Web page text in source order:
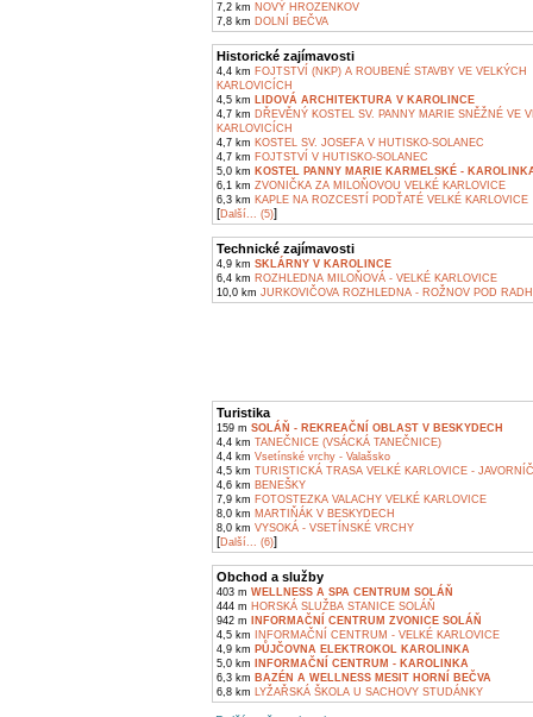
7,2 km NOVÝ HROZENKOV
7,8 km DOLNÍ BEČVA
Historické zajímavosti
4,4 km FOJTSTVÍ (NKP) A ROUBENÉ STAVBY VE VELKÝCH
KARLOVICÍCH
4,5 km LIDOVÁ ARCHITEKTURA V KAROLINCE
4,7 km DŘEVĚNÝ KOSTEL SV. PANNY MARIE SNĚŽNÉ VE
KARLOVICÍCH
4,7 km KOSTEL SV. JOSEFA V HUTISKO-SOLANEC
4,7 km FOJTSTVÍ V HUTISKO-SOLANEC
5,0 km KOSTEL PANNY MARIE KARMELSKÉ -
6,1 km ZVONIČKA ZA MILOŇOVOU VELKÉ KARLOVICE
6,3 km KAPLE NA ROZCESTÍ PODŤATÉ VELKÉ KARLOVICE
[Další... (5)]
Technické zajímavosti
4,9 km SKLÁRNY V KAROLINCE
6,4 km ROZHLEDNA MILOŇOVÁ - VELKÉ KARLOVICE
10,0 km JURKOVIČOVA ROZHLEDNA - ROŽNOV POD
Turistika
159 m SOLÁŇ - REKREAČNÍ OBLAST V BESKYDECH
4,4 km TANEČNICE (VSÁCKÁ TANEČNICE)
4,4 km Vsetínské vrchy - Valašsko
4,5 km TURISTICKÁ TRASA VELKÉ KARLOVICE -
4,6 km BENEŠKY
7,9 km FOTOSTEZKA VALACHY VELKÉ KARLOVICE
8,0 km MARTIŇÁK V BESKYDECH
8,0 km VYSOKÁ - VSETÍNSKÉ VRCHY
[Další... (6)]
Obchod a služby
403 m WELLNESS A SPA CENTRUM SOLÁŇ
444 m HORSKÁ SLUŽBA STANICE SOLÁŇ
942 m
INFORMAČNÍ CENTRUM ZVONICE SOLÁŇ
4,5 km INFORMAČNÍ CENTRUM - VELKÉ KARLOVICE
4,9 km PŮJČOVNA ELEKTROKOL KAROLINKA
5,0 km
INFORMAČNÍ CENTRUM - KAROLINKA
6,3 km BAZÉN A WELLNESS MESIT HORNÍ BEČVA
6,8 km LYŽAŘSKÁ ŠKOLA U SACHOVY STUDÁNKY